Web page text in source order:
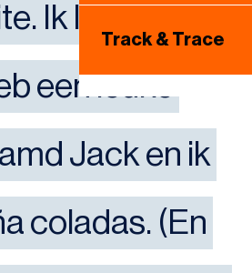
Track & Trace
Ik leef in Los
een leuke
Jack en ik
coladas. (En